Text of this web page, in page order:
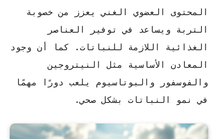
المحتوى العضوي الغني يعزز من خصوبة
التربة ويساعد في توفير العناصر
الغذائية اللازمة للنباتات. كما أن وجود
المعادن الأساسية مثل النيتروجين
والفوسفور والبوتاسيوم يلعب دورًا مهمًا
في نمو النباتات بشكل صحي.